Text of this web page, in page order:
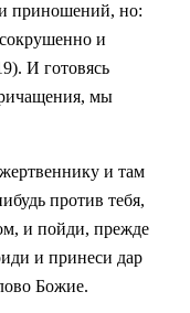
приношений, но:
и
И готовясь
мы
и там
против тебя,
и пойди, прежде
и принеси дар
Божие.